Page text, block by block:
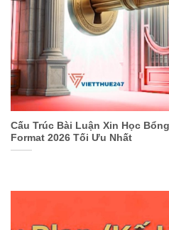
Cấu Trúc Bài Luận Xin Học
Format 2026 Tối Ưu Nhất